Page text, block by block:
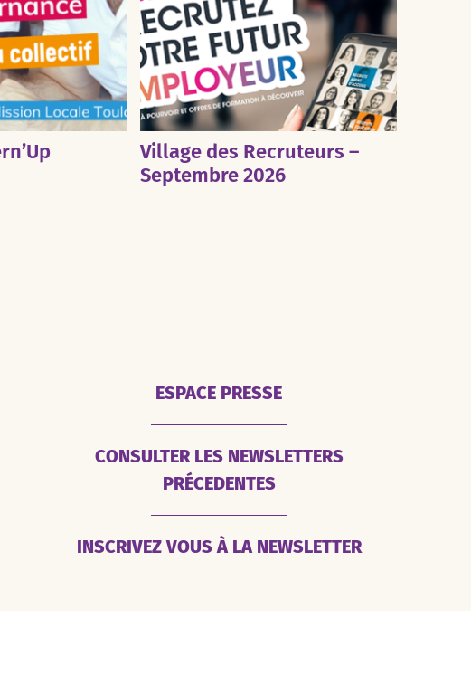
Village des Recruteurs –
Septembre 2026
ESPACE PRESSE
CONSULTER LES NEWSLETTERS
PRÉCEDENTES
INSCRIVEZ VOUS À LA NEWSLETTER